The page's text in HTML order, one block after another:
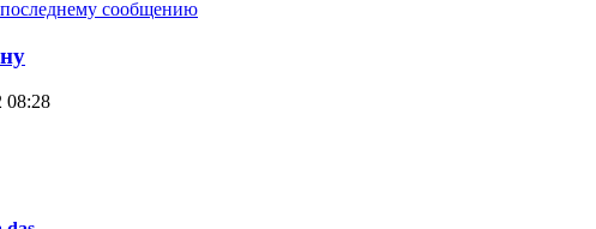
08:28